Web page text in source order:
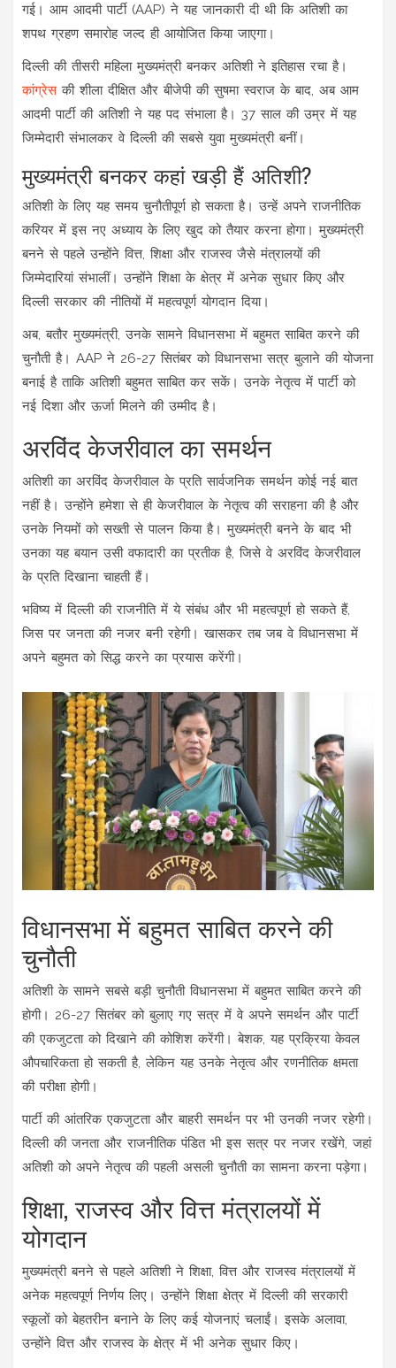
गई। आम आदमी पार्टी (AAP) ने यह जानकारी दी थी कि अतिशी का
शपथ ग्रहण समारोह जल्द ही आयोजित किया जाएगा।
दिल्ली की तीसरी महिला मुख्यमंत्री बनकर अतिशी ने इतिहास रचा है।
कांग्रेसकी शीला दीक्षित और बीजेपी की सुषमा स्वराज के बाद, अब आम
आदमी पार्टी की अतिशी ने यह पद संभाला है। 37 साल की उम्र में यह
जिम्मेदारी संभालकर वे दिल्ली की सबसे युवा मुख्यमंत्री बनीं।
मुख्यमंत्री बनकर कहां खड़ी हैं अतिशी?
अतिशी के लिए यह समय चुनौतीपूर्ण हो सकता है। उन्हें अपने राजनीतिक
करियर में इस नए अध्याय के लिए खुद को तैयार करना होगा। मुख्यमंत्री
बनने से पहले उन्होंने वित्त, शिक्षा और राजस्व जैसे मंत्रालयों की
जिम्मेदारियां संभालीं। उन्होंने शिक्षा के क्षेत्र में अनेक सुधार किए और
दिल्ली सरकार की नीतियों में महत्वपूर्ण योगदान दिया।
अब, बतौर मुख्यमंत्री, उनके सामने विधानसभा में बहुमत साबित करने की
चुनौती है। AAP ने 26-27 सितंबर को विधानसभा सत्र बुलाने की योजना
बनाई है ताकि अतिशी बहुमत साबित कर सकें। उनके नेतृत्व में पार्टी को
नई दिशा और ऊर्जा मिलने की उम्मीद है।
अरविंद केजरीवाल का समर्थन
अतिशी का अरविंद केजरीवाल के प्रति सार्वजनिक समर्थन कोई नई बात
नहीं है। उन्होंने हमेशा से ही केजरीवाल के नेतृत्व की सराहना की है और
उनके नियमों को सख्ती से पालन किया है। मुख्यमंत्री बनने के बाद भी
उनका यह बयान उसी वफादारी का प्रतीक है, जिसे वे अरविंद केजरीवाल
के प्रति दिखाना चाहती हैं।
भविष्य में दिल्ली की राजनीति में ये संबंध और भी महत्वपूर्ण हो सकते हैं,
जिस पर जनता की नजर बनी रहेगी। खासकर तब जब वे विधानसभा में
अपने बहुमत को सिद्ध करने का प्रयास करेंगी।
विधानसभा में बहुमत साबित करने की
चुनौती
अतिशी के सामने सबसे बड़ी चुनौती विधानसभा में बहुमत साबित करने की
होगी। 26-27 सितंबर को बुलाए गए सत्र में वे अपने समर्थन और पार्टी
की एकजुटता को दिखाने की कोशिश करेंगी। बेशक, यह प्रक्रिया केवल
औपचारिकता हो सकती है, लेकिन यह उनके नेतृत्व और रणनीतिक क्षमता
की परीक्षा होगी।
पार्टी की आंतरिक एकजुटता और बाहरी समर्थन पर भी उनकी नजर रहेगी।
दिल्ली की जनता और राजनीतिक पंडित भी इस सत्र पर नजर रखेंगे, जहां
अतिशी को अपने नेतृत्व की पहली असली चुनौती का सामना करना पड़ेगा।
शिक्षा, राजस्व और वित्त मंत्रालयों में
योगदान
मुख्यमंत्री बनने से पहले अतिशी ने शिक्षा, वित्त और राजस्व मंत्रालयों में
अनेक महत्वपूर्ण निर्णय लिए। उन्होंने शिक्षा क्षेत्र में दिल्ली की सरकारी
स्कूलों को बेहतरीन बनाने के लिए कई योजनाएं चलाईं। इसके अलावा,
उन्होंने वित्त और राजस्व के क्षेत्र में भी अनेक सुधार किए।